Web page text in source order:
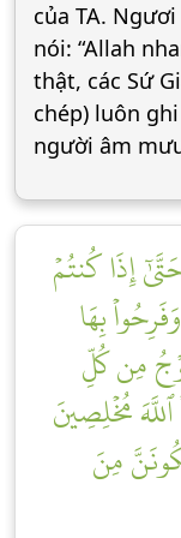
của TA.
nói: “Allah
thật, các Sứ
chép) luôn
người âm
إِذَا كُنتُمۡ
بِهَا
مِن كُلِّ
مُخۡلِصِينَ
مِنَ